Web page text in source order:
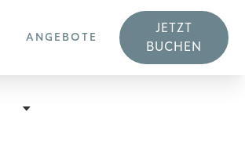
ANGEBOTE
JETZT
BUCHEN